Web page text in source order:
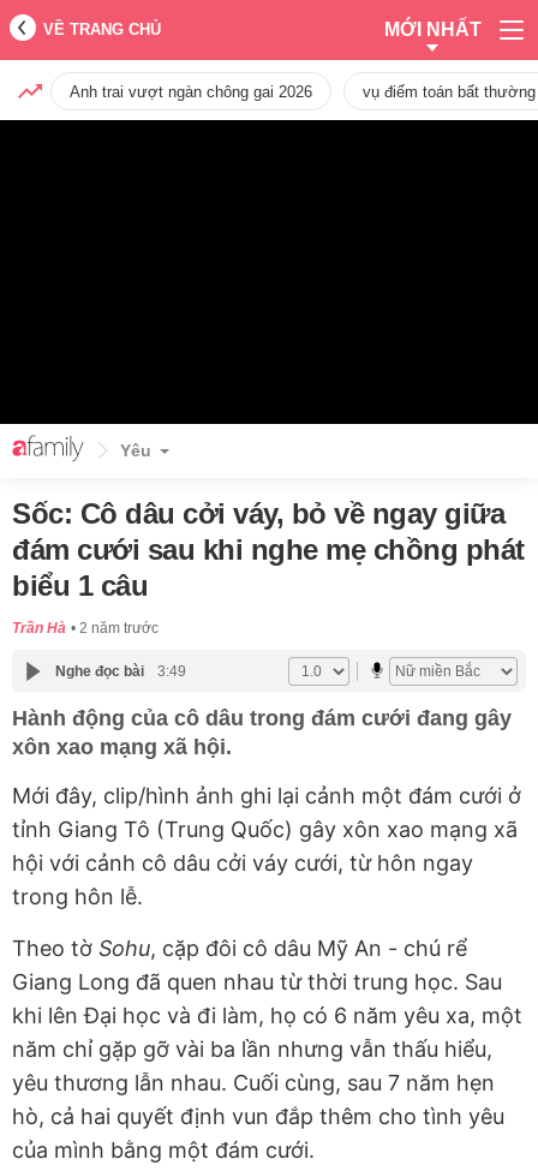
VỀ TRANG CHỦ MỚI NHẤT
Anh trai vượt ngàn chông gai 2026 vụ điểm toán bất
Yêu
Sốc: Cô dâu cởi váy, bỏ về ngay giữa
đám cưới sau khi nghe mẹ chồng phát
biểu 1 câu
Trần Hà 2 năm trước
Nghe đọc bài 3:49
Hành động của cô dâu trong đám cưới đang gây
xôn xao mạng xã hội.
Mới đây, clip/hình ảnh ghi lại cảnh một đám cưới ở
tỉnh Giang Tô (Trung Quốc) gây xôn xao mạng xã
hội với cảnh cô dâu cởi váy cưới, từ hôn ngay
trong hôn lễ.
Theo tờ Sohu, cặp đôi cô dâu Mỹ An - chú rể
Giang Long đã quen nhau từ thời trung học. Sau
khi lên Đại học và đi làm, họ có 6 năm yêu xa, một
năm chỉ gặp gỡ vài ba lần nhưng vẫn thấu hiểu,
yêu thương lẫn nhau. Cuối cùng, sau 7 năm hẹn
hò, cả hai quyết định vun đắp thêm cho tình yêu
của mình bằng một đám cưới.